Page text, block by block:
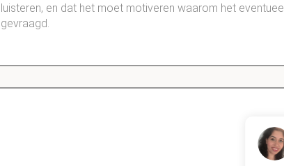
luisteren, en dat het moet motiveren waarom het
gevraagd.
in?
wensen naar voren moet brengen en dat hij geen